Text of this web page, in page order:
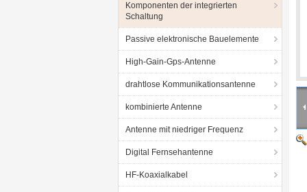
Komponenten der integrierten
Schaltung
Passive elektronische Bauelemente
High-Gain-Gps-Antenne
drahtlose Kommunikationsantenne
kombinierte Antenne
Antenne mit niedriger Frequenz
Digital Fernsehantenne
HF-Koaxialkabel